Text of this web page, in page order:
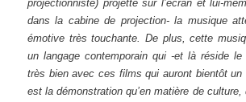
projectionniste) projette sur l’écran et lui-
dans la cabine de projection- la musique
émotive très touchante. De plus, cette
un langage contemporain qui -et là réside
très bien avec ces films qui auront bientôt
est la démonstration qu’en matière de culture,